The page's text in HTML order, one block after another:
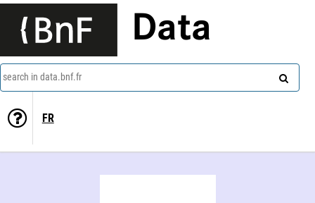
Data
search in data.bnf.fr
FR